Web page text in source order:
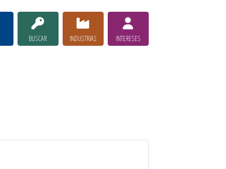
BUSCAR INDUSTRIAS INTERESES